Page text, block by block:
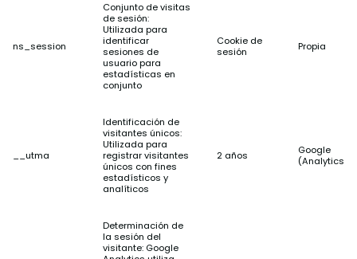
ns_session
Conjunto de visitas
de sesión:
Utilizada para
identificar
sesiones de
usuario para
estadísticas en
conjunto
Cookie de
sesión
Propia
__utma
Identificación de
visitantes únicos:
Utilizada para
registrar visitantes
únicos con fines
estadísticos y
analíticos
2 años
Google
(Analytics)
Determinación de
la sesión del
visitante: Google